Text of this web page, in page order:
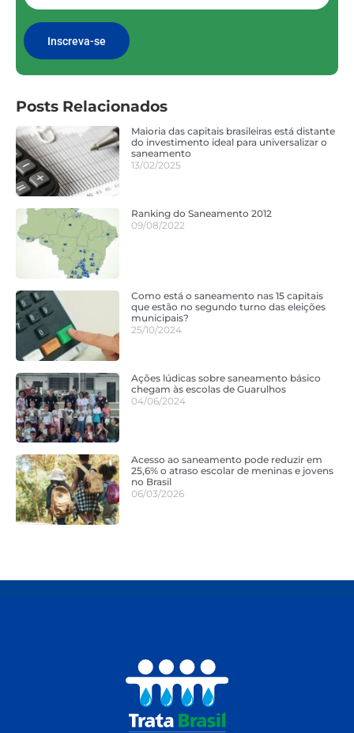
Inscreva-se
Posts Relacionados
Maioria das capitais brasileiras está distante
do investimento ideal para universalizar o
saneamento
13/02/2025
Ranking do Saneamento 2012
09/08/2022
Como está o saneamento nas 15 capitais
que estão no segundo turno das eleições
municipais?
25/10/2024
Ações lúdicas sobre saneamento básico
chegam às escolas de Guarulhos
04/06/2024
Acesso ao saneamento pode reduzir em
25,6% o atraso escolar de meninas e jovens
no Brasil
06/03/2026